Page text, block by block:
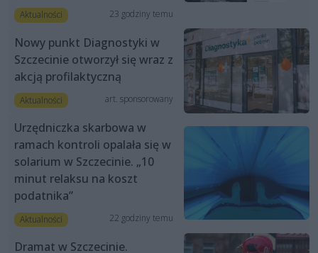
Aktualności 23 godziny temu
Nowy punkt Diagnostyki w
Szczecinie otworzył się wraz z
akcją profilaktyczną
Aktualności art. sponsorowany
Urzędniczka skarbowa w
ramach kontroli opalała się w
solarium w Szczecinie. „10
minut relaksu na koszt
podatnika”
Aktualności 22 godziny temu
Dramat w Szczecinie.